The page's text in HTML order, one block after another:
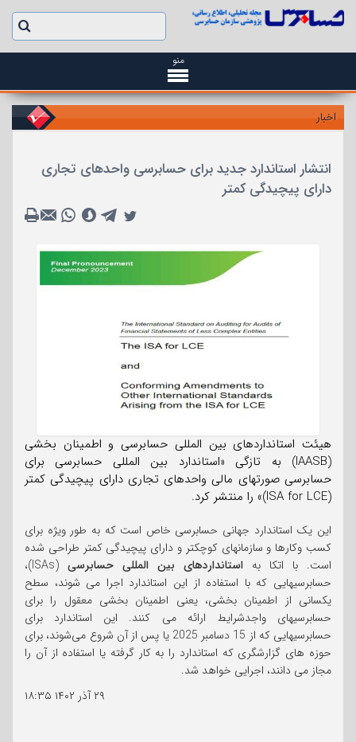
منو
اخبار
انتشار استاندارد جدید برای حسابرسی واحدهای تجاری
دارای پیچیدگی کمتر
هیئت استانداردهای بین المللی حسابرسی و اطمینان بخشی
(IAASB) به تازگی «استاندارد بین المللی حسابرسی برای
حسابرسی صورتهای مالی واحدهای تجاری دارای پیچیدگی کمتر
(ISA for LCE)» را منتشر کرد.
این یک استاندارد جهانی حسابرسی خاص است که به طور ویژه برای
کسب وکارها و سازمانهای کوچکتر و دارای پیچیدگی کمتر طراحی شده
است. با اتکا به استانداردهای بین المللی حسابرسی
(ISAs)،
حسابرسیهایی که با استفاده از این استاندارد اجرا می شوند، سطح
یکسانی از اطمینان بخشی، یعنی اطمینان بخشی معقول را برای
حسابرسیهای واجدشرایط ارائه می کنند. این استاندارد برای
حسابرسیهایی که از 15 دسامبر 2025 یا پس از آن شروع می‌شوند، برای
حوزه های گزارشگری که استاندارد را به کار گرفته یا استفاده از آن را
مجاز می دانند، اجرایی خواهد شد.
۲۹ آذر ۱۴۰۲
۱۸:۳۵